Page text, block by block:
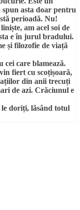
spun asta doar pentru
perioadă. Nu!
am acel soi de
e în jurul bradului.
și filozofie de viață
cei care blamează.
fiert cu scoțișoară,
din anii trecuți
de azi. Crăciunul e
le doriți, lăsând totul